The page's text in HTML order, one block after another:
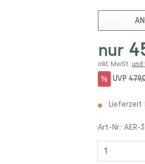
nur
inkl. MwSt.
% UVP
Lieferzeit
Art-Nr.: AER-
Anzahl